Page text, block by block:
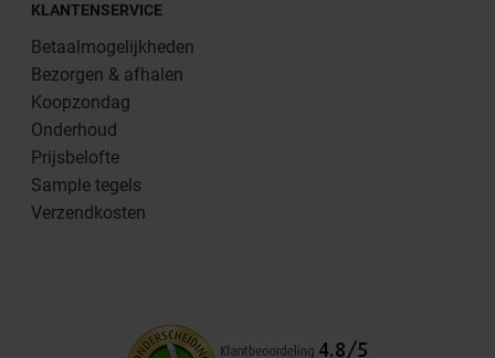
KLANTENSERVICE
Betaalmogelijkheden
Bezorgen & afhalen
Koopzondag
Onderhoud
Prijsbelofte
Sample tegels
Verzendkosten